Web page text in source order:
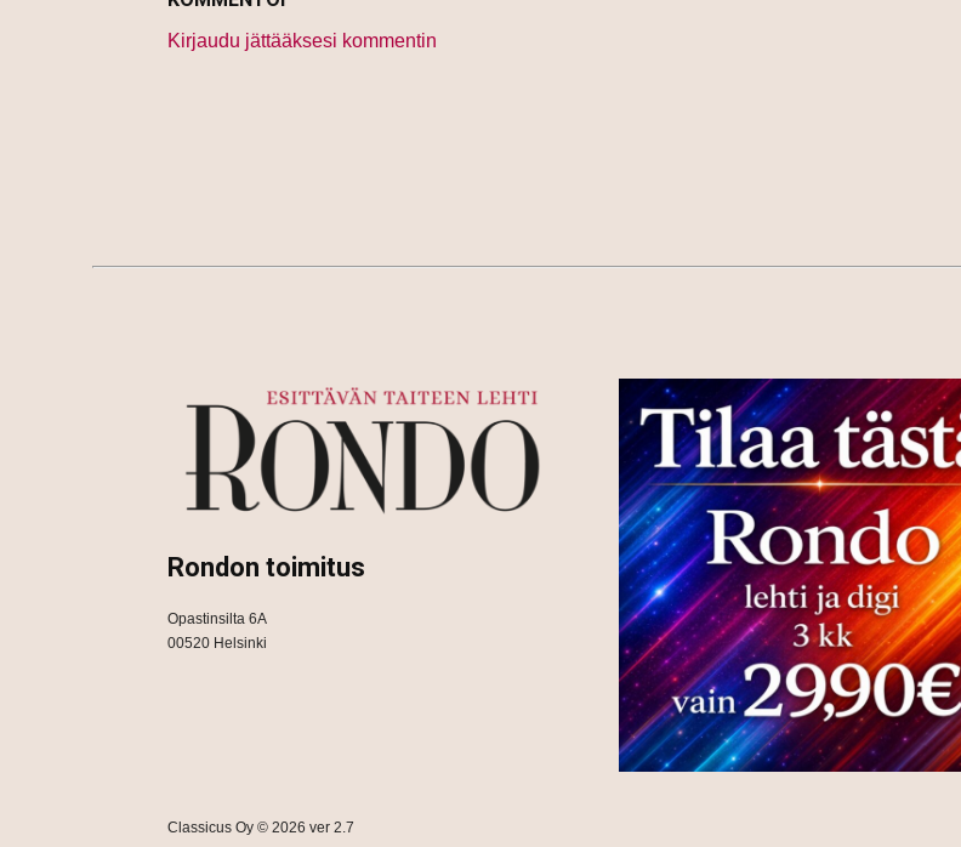
Kirjaudu jättääksesi kommentin
Rondon toimitus
Opastinsilta 6A
00520 Helsinki
Classicus Oy © 2026 ver 2.7